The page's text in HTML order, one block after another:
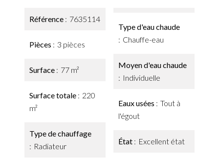
Référence 7635114
Pièces 3 pièces
Surface 77 m²
Surface totale
220
m²
Type de chauffage
Radiateur
Type d'eau chaude
Chauffe-eau
Moyen d'eau chaude
Individuelle
Eaux usées
Tout à
l'égout
État Excellent état